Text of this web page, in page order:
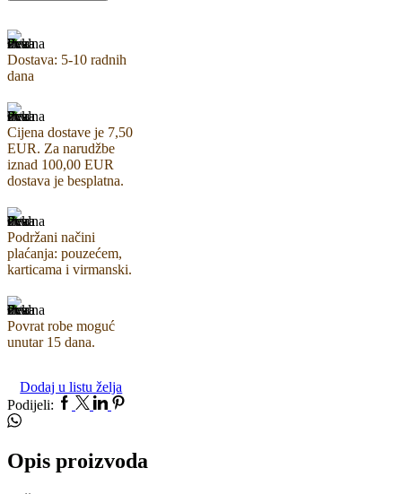
Dostava: 5-10 radnih
dana
Cijena dostave je 7,50
EUR. Za narudžbe
iznad 100,00 EUR
dostava je besplatna.
Podržani načini
plaćanja: pouzećem,
karticama i virmanski.
Povrat robe moguć
unutar 15 dana.
Dodaj u listu želja
Podijeli:
Opis proizvoda